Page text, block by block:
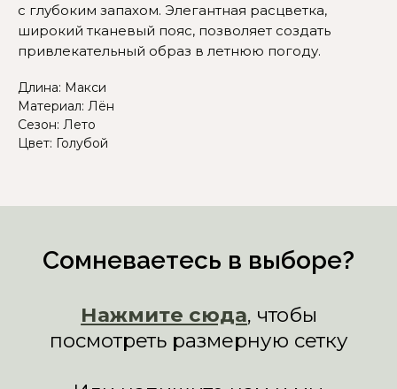
с глубоким запахом. Элегантная расцветка,
широкий тканевый пояс, позволяет создать
привлекательный образ в летнюю погоду.
Длина: Макси
Материал: Лён
Сезон: Лето
Цвет: Голубой